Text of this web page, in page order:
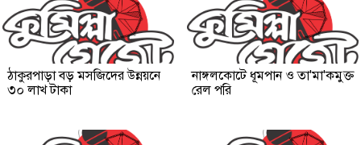
ঠাকুরপাড়া বড় মসজিদের উন্নয়নে
৩০ লাখ টাকা
নাঙ্গলকোটে ধূমপান ও তা'মা'কমুক্ত
রেল পরি